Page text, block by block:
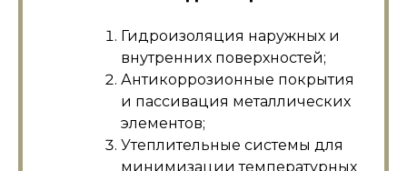
Гидроизоляция наружных и
внутренних поверхностей;
Антикоррозионные покрытия
и пассивация металлических
элементов;
Утеплительные системы для
минимизации температурных